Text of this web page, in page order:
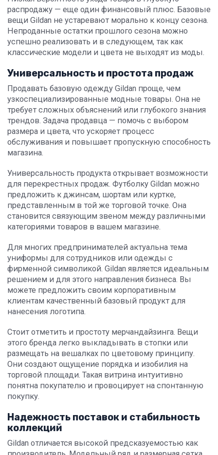
распродажу — еще один финансовый плюс. Базовые
вещи Gildan не устаревают морально к концу сезона.
Непроданные остатки прошлого сезона можно
успешно реализовать и в следующем, так как
классические модели и цвета не выходят из моды.
Универсальность и простота продаж
Продавать базовую одежду Gildan проще, чем
узкоспециализированные модные товары. Она не
требует сложных объяснений или глубокого знания
трендов. Задача продавца — помочь с выбором
размера и цвета, что ускоряет процесс
обслуживания и повышает пропускную способность
магазина.
Универсальность продукта открывает возможности
для перекрестных продаж. Футболку Gildan можно
предложить к джинсам, шортам или куртке,
представленным в той же торговой точке. Она
становится связующим звеном между различными
категориями товаров в вашем магазине.
Для многих предпринимателей актуальна тема
униформы для сотрудников или одежды с
фирменной символикой. Gildan является идеальным
решением и для этого направления бизнеса. Вы
можете предложить своим корпоративным
клиентам качественный базовый продукт для
нанесения логотипа.
Стоит отметить и простоту мерчандайзинга. Вещи
этого бренда легко выкладывать в стопки или
размещать на вешалках по цветовому принципу.
Они создают ощущение порядка и изобилия на
торговой площади. Такая витрина интуитивно
понятна покупателю и провоцирует на спонтанную
покупку.
Надежность поставок и стабильность
коллекций
Gildan отличается высокой предсказуемостью как